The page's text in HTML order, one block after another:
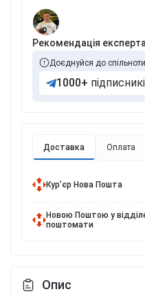
Доставка Оплата
Курʼєр Нова Пошта
Новою Поштою у
поштомати
Рекомендація
Доєднуйся до спільноти
1000+
Опис